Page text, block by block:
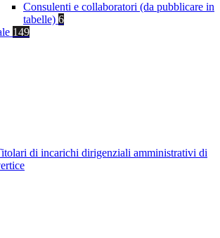
Consulenti e collaboratori (da pubblicare in
tabelle) 6
149
di incarichi dirigenziali amministrativi di